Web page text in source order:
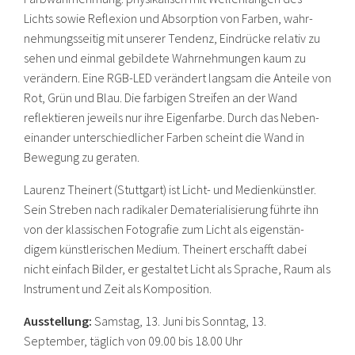
Lichts sowie Reflexion und Absorption von Farben, wahr­
nehmungsseitig mit unserer Tendenz, Eindrücke relativ zu
sehen und einmal gebildete Wahrnehmungen kaum zu
verändern. Eine RGB-LED verändert langsam die Anteile von
Rot, Grün und Blau. Die farbigen Streifen an der Wand
reflektieren jeweils nur ihre Eigenfarbe. Durch das Neben­
einander unterschiedlicher Farben scheint die Wand in
Bewegung zu geraten.
Laurenz Theinert (Stuttgart) ist Licht- und Medienkünstler.
Sein Streben nach radikaler Dematerialisierung führte ihn
von der klassischen Fotografie zum Licht als eigenstän­
digem künstlerischen Medium. Theinert erschafft dabei
nicht einfach Bilder, er gestaltet Licht als Sprache, Raum als
Instrument und Zeit als Komposition.
Ausstellung: Samstag, 13. Juni bis Sonntag, 13.
September, täglich von 09.00 bis 18.00 Uhr